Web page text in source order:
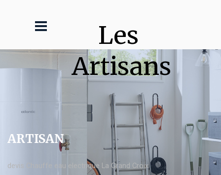
Les
Artisans
ARTISAN
devis Chauffe eau electrique La Grand Croix